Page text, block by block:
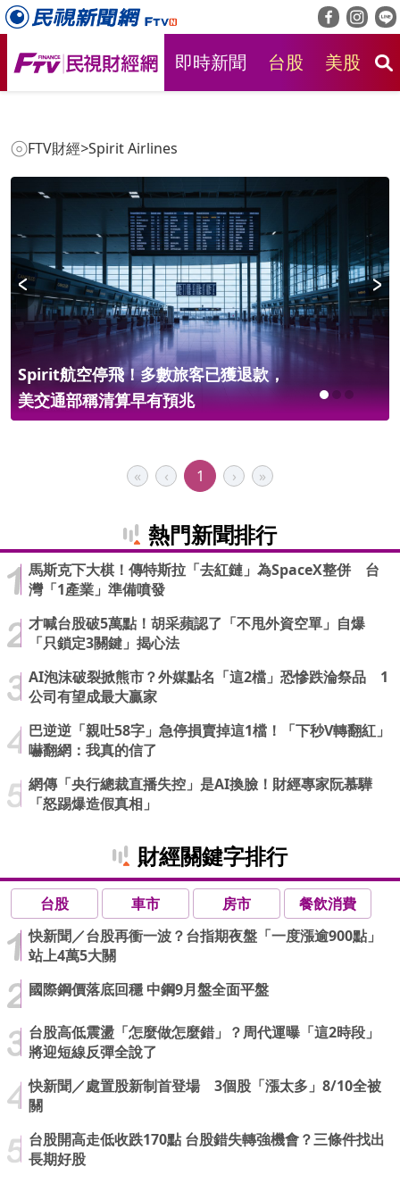
即時新聞 台股 美股
FTV財經>Spirit Airlines
Spirit航空停飛！多數旅客已獲退款，
美交通部稱清算早有預兆
« ‹ 1 › »
熱門新聞排行
馬斯克下大棋！傳特斯拉「去紅鏈」為SpaceX整併 台
灣「1產業」準備噴發
才喊台股破5萬點！胡采蘋認了「不甩外資空單」自爆
「只鎖定3關鍵」揭心法
AI泡沫破裂掀熊市？外媒點名「這2檔」恐慘跌淪祭品 1
公司有望成最大贏家
巴逆逆「親吐58字」急停損賣掉這1檔！「下秒V轉翻紅」
嚇翻網：我真的信了
網傳「央行總裁直播失控」是AI換臉！財經專家阮慕驊
「怒踢爆造假真相」
財經關鍵字排行
台股 車市 房市
餐飲消費
快新聞／台股再衝一波？台指期夜盤「一度漲逾900點」
站上4萬5大關
國際鋼價落底回穩 中鋼9月盤全面平盤
台股高低震盪「怎麼做怎麼錯」？周代運曝「這2時段」
將迎短線反彈全說了
快新聞／處置股新制首登場 3個股「漲太多」8/10全被
關
台股開高走低收跌170點 台股錯失轉強機會？三條件找出
長期好股